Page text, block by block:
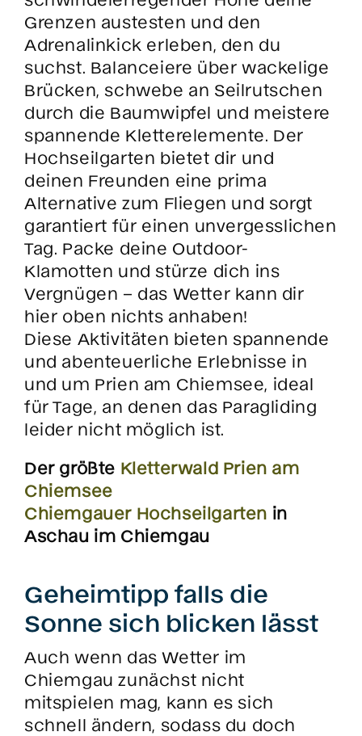
Grenzen austesten und den
Adrenalinkick erleben, den du
suchst. Balanceiere über wackelige
Brücken, schwebe an Seilrutschen
durch die Baumwipfel und meistere
spannende Kletterelemente. Der
Hochseilgarten bietet dir und
deinen Freunden eine prima
Alternative zum Fliegen und sorgt
garantiert für einen unvergesslichen
Tag. Packe deine Outdoor-
Klamotten und stürze dich ins
Vergnügen – das Wetter kann dir
hier oben nichts anhaben!
Diese Aktivitäten bieten spannende
und abenteuerliche Erlebnisse in
und um Prien am Chiemsee, ideal
für Tage, an denen das Paragliding
leider nicht möglich ist.
Der größte Kletterwald Prien am
Chiemsee
Chiemgauer Hochseilgarten in
Aschau im Chiemgau
Geheimtipp falls die
Sonne sich blicken lässt
Auch wenn das Wetter im
Chiemgau zunächst nicht
mitspielen mag, kann es sich
schnell ändern, sodass du doch